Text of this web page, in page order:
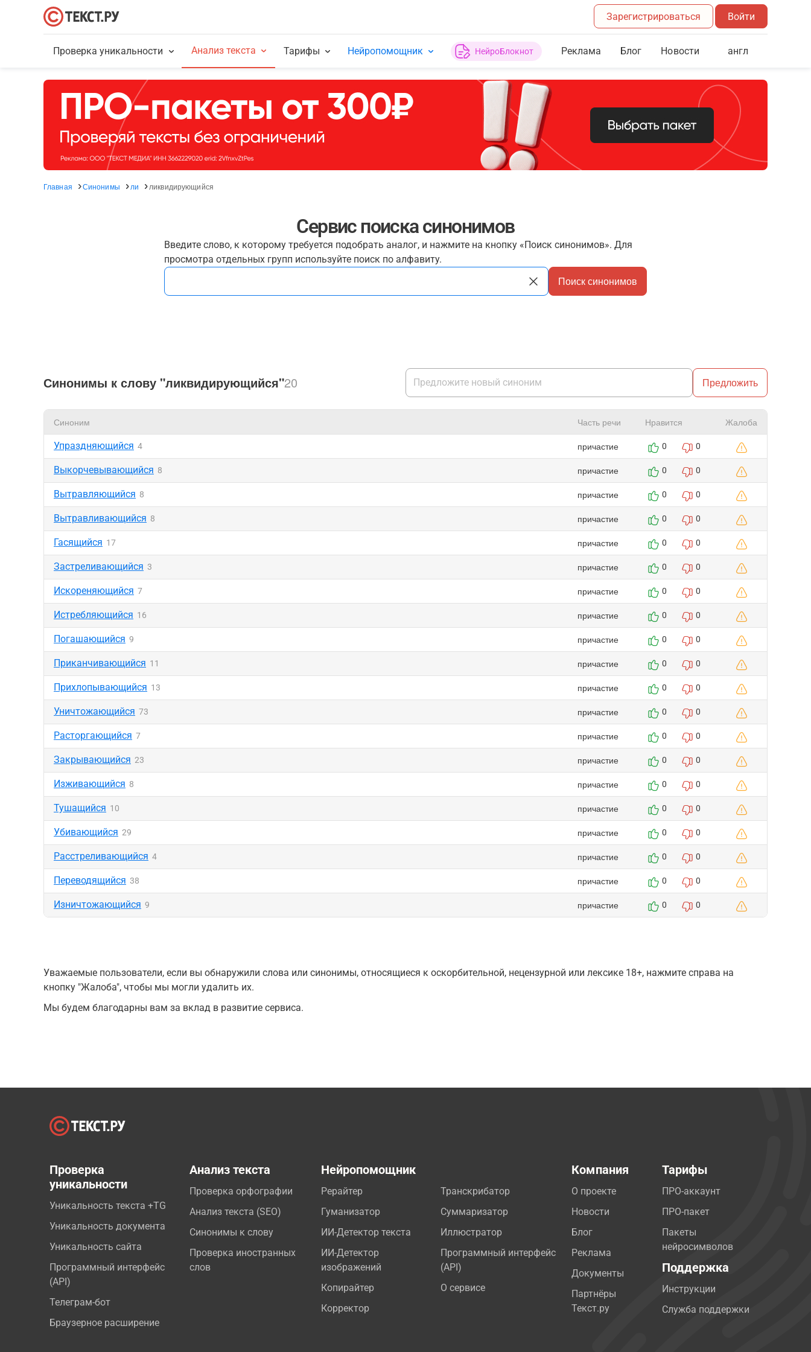
Зарегистрироваться Войти
Проверка уникальности Анализ текста Тарифы Нейропомощник НейроБлокнот Реклама Блог Новости англ
Главная Синонимы ли ликвидирующийся
Сервис поиска синонимов
Введите слово, к которому требуется подобрать аналог, и нажмите на кнопку «Поиск синонимов». Для
просмотра отдельных групп используйте поиск по алфавиту.
Поиск синонимов
Синонимы к слову "ликвидирующийся"20 Предложить
Синоним Часть речи Нравится Жалоба
Упраздняющийся 4 причастие 0 0
Выкорчевывающийся 8 причастие 0 0
Вытравляющийся 8 причастие 0 0
Вытравливающийся 8 причастие 0 0
Гасящийся 17 причастие 0 0
Застреливающийся 3 причастие 0 0
Искореняющийся 7 причастие 0 0
Истребляющийся 16 причастие 0 0
Погашающийся 9 причастие 0 0
Приканчивающийся 11 причастие 0 0
Прихлопывающийся 13 причастие 0 0
Уничтожающийся 73 причастие 0 0
Расторгающийся 7 причастие 0 0
Закрывающийся 23 причастие 0 0
Изживающийся 8 причастие 0 0
Тушащийся 10 причастие 0 0
Убивающийся 29 причастие 0 0
Расстреливающийся 4 причастие 0 0
Переводящийся 38 причастие 0 0
Изничтожающийся 9 причастие 0 0
Уважаемые пользователи, если вы обнаружили слова или синонимы, относящиеся к оскорбительной, нецензурной или лексике 18+, нажмите справа на
кнопку "Жалоба", чтобы мы могли удалить их.
Мы будем благодарны вам за вклад в развитие сервиса.
Проверка
уникальности
Уникальность текста +TG
Уникальность документа
Уникальность сайта
Программный интерфейс
(API)
Телеграм-бот
Браузерное расширение
Анализ текста
Проверка орфографии
Анализ текста (SEO)
Синонимы к слову
Проверка иностранных
слов
Нейропомощник
Рерайтер
Гуманизатор
ИИ-Детектор текста
ИИ-Детектор
изображений
Копирайтер
Корректор
Транскрибатор
Суммаризатор
Иллюстратор
Программный интерфейс
(API)
О сервисе
Компания
О проекте
Новости
Блог
Реклама
Документы
Партнёры
Текст.ру
Тарифы
ПРО-аккаунт
ПРО-пакет
Пакеты
нейросимволов
Поддержка
Инструкции
Служба поддержки